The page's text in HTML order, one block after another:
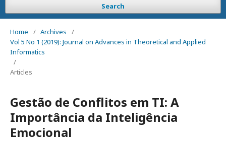
Search
Home / Archives
/
Vol 5 No 1 (2019): Journal on Advances in Theoretical and Applied
Informatics
/
Articles
Gestão de Conflitos em TI: A
Importância da Inteligência
Emocional